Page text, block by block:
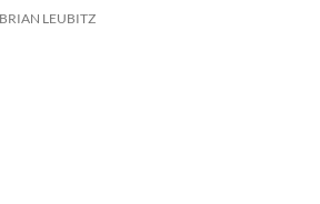
BRIAN LEUBITZ